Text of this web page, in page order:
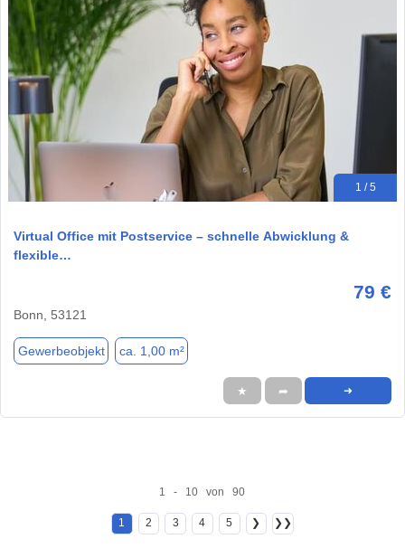
1 / 5
Virtual Office mit Postservice – schnelle Abwicklung &
flexible…
79 €
Bonn, 53121
Gewerbeobjekt ca. 1,00 m²
★ ➦ ➜
1 - 10 von 90
1 2 3 4 5 ❯ ❯❯